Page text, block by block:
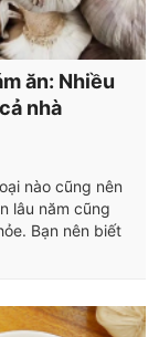
ăn: Nhiều
nhà
nào cũng nên
lâu năm cũng
Bạn nên biết